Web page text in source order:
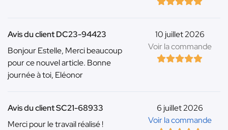
10 juillet 2026
Voir la commande
Avis du client DC23-94423
Bonjour Estelle, Merci beaucoup
pour ce nouvel article. Bonne
journée à toi, Eléonor
6 juillet 2026
Voir la commande
Avis du client SC21-68933
Merci pour le travail réalisé !